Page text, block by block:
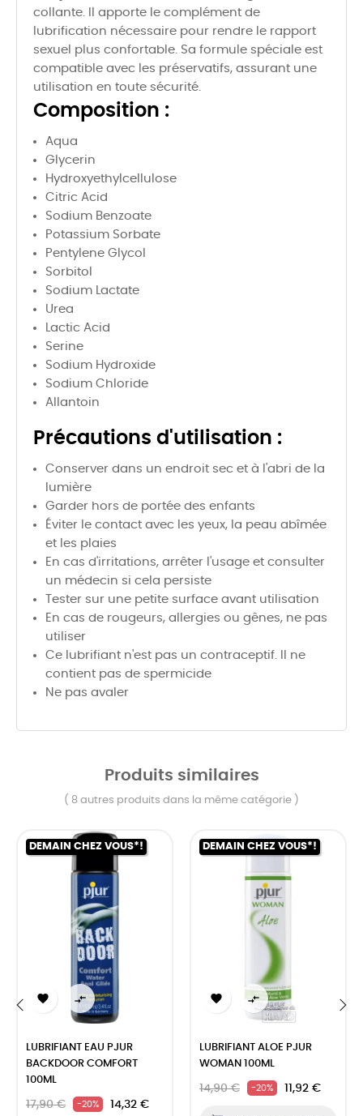
collante. Il apporte le complément de
lubrification nécessaire pour rendre le rapport
sexuel plus confortable. Sa formule spéciale est
compatible avec les préservatifs, assurant une
utilisation en toute sécurité.
Composition :
Aqua
Glycerin
Hydroxyethylcellulose
Citric Acid
Sodium Benzoate
Potassium Sorbate
Pentylene Glycol
Sorbitol
Sodium Lactate
Urea
Lactic Acid
Serine
Sodium Hydroxide
Sodium Chloride
Allantoin
Précautions d'utilisation :
Conserver dans un endroit sec et à l'abri de la
lumière
Garder hors de portée des enfants
Éviter le contact avec les yeux, la peau abîmée
et les plaies
En cas d'irritations, arrêter l'usage et consulter
un médecin si cela persiste
Tester sur une petite surface avant utilisation
En cas de rougeurs, allergies ou gênes, ne pas
utiliser
Ce lubrifiant n'est pas un contraceptif. Il ne
contient pas de spermicide
Ne pas avaler
Produits similaires
( 8 autres produits dans la même catégorie )
DEMAIN CHEZ VOUS*!
 
LUBRIFIANT EAU PJUR
BACKDOOR COMFORT
100ML
17,90 € -20% 14,32 €
DEMAIN CHEZ VOUS*!
 
LUBRIFIANT ALOE PJUR
WOMAN 100ML
14,90 € -20% 11,92 €